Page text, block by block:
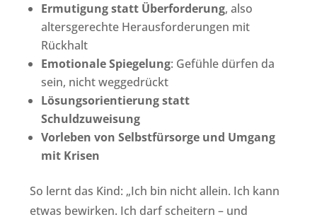
Ermutigung statt Überforderung, also
altersgerechte Herausforderungen mit
Rückhalt
Emotionale Spiegelung: Gefühle dürfen da
sein, nicht weggedrückt
Lösungsorientierung statt
Schuldzuweisung
Vorleben von Selbstfürsorge und Umgang
mit Krisen
So lernt das Kind: „Ich bin nicht allein. Ich kann
etwas bewirken. Ich darf scheitern – und